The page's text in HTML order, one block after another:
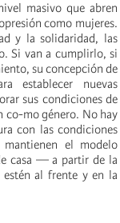
masivo que abren
como mujeres.
y la solidaridad, las
Si van a cumplirlo, si
su concepción de
establecer nuevas
sus condiciones de
co-mo género. No hay
con las condiciones
el modelo
casa — a partir de la
al frente y en la